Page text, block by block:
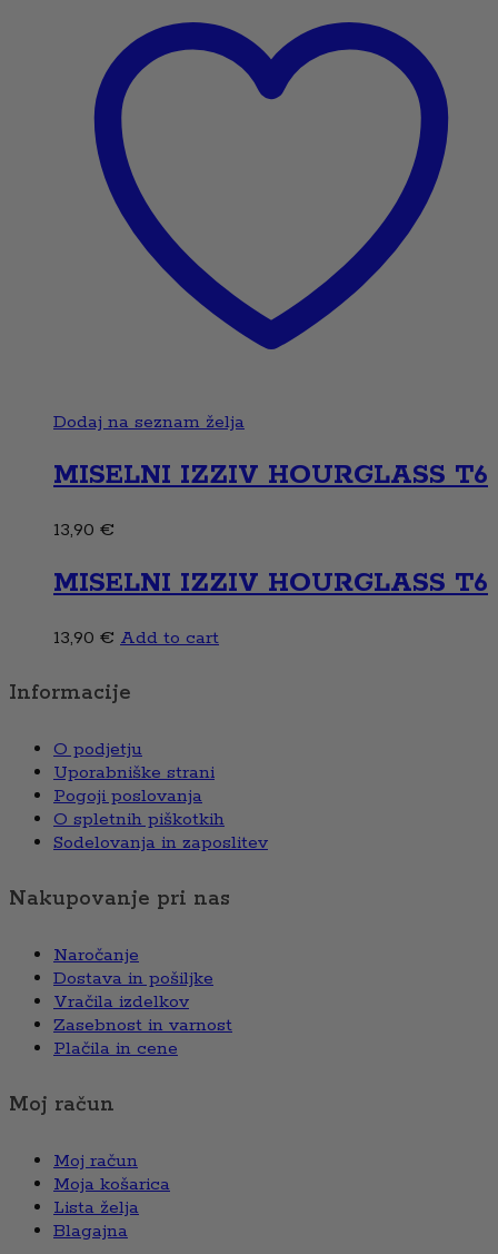
Dodaj na seznam želja
MISELNI IZZIV HOURGLASS T6
13,90 €
MISELNI IZZIV HOURGLASS T6
13,90 € Add to cart
Informacije
O podjetju
Uporabniške strani
Pogoji poslovanja
O spletnih piškotkih
Sodelovanja in zaposlitev
Nakupovanje pri nas
Naročanje
Dostava in pošiljke
Vračila izdelkov
Zasebnost in varnost
Plačila in cene
Moj račun
Moj račun
Moja košarica
Lista želja
Blagajna